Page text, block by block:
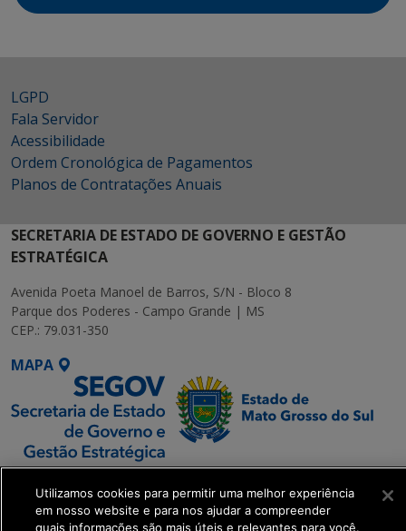
LGPD
Fala Servidor
Acessibilidade
Ordem Cronológica de Pagamentos
Planos de Contratações Anuais
SECRETARIA DE ESTADO DE GOVERNO E GESTÃO
ESTRATÉGICA
Avenida Poeta Manoel de Barros, S/N - Bloco 8
Parque dos Poderes - Campo Grande | MS
CEP.: 79.031-350
MAPA
SETDIG | Secretaria-
Executiva de
Utilizamos cookies para permitir uma melhor experiência
em nosso website e para nos ajudar a compreender
quais informações são mais úteis e relevantes para você.